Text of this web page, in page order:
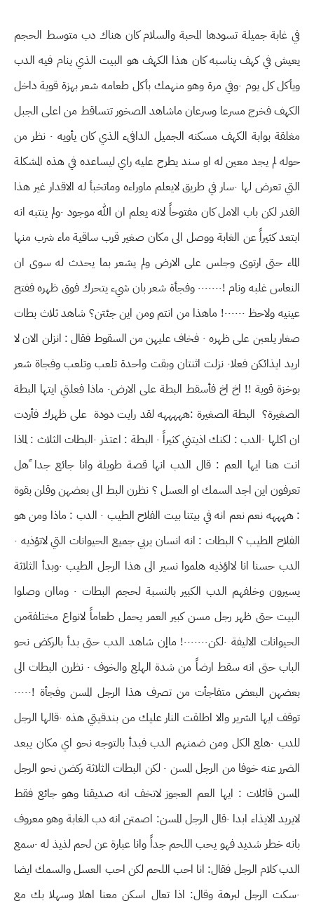
في غابة جميلة تسودها المحبة والسلام كان هناك دب متوسط الحجم
يعيش في كهف يناسبه كان هذا الكهف هو البيت الذي ينام فيه الدب
ويأكل كل يوم ٠وفي مرة وهو منهمك بأكل طعامه شعر بهزة قوية داخل
الكهف فخرج مسرعا وسرعان ماشاهد الصخور تتساقط من اعلى الجبل
مغلقة بوابة الكهف مسكنه الجميل الدافىء الذي كان يأويه ٠ نظر من
حوله لم يجد معين له او سند يطرح عليه راي ليساعده في هذه المشكلة
التي تعرض لها ٠سار في طريق لايعلم ماوراءه وماتخبأ له الاقدار غير هذا
القدر لكن باب الامل كان مفتوحاً لانه يعلم ان الله موجود ٠ولم ينتبه انه
ابتعد كثيراً عن الغابة ووصل الى مكان صغير قرب ساقية ماء شرب منها
الماء حتى ارتوى وجلس على الارض ولم يشعر بما يحدث له سوى ان
النعاس غلبه ونام !٠٠٠٠٠٠٠ وفجأة شعر بان شيء يتحرك فوق ظهره ففتح
عينيه ولاحظ ٠٠٠٠٠٠! ماهذا من انتم ومن اين جئتن؟ شاهد ثلاث بطات
صغار يلعبن على ظهره ٠ فخاف عليهن من السقوط فقال : انزلن الان لا
اريد ايذائكن فعلا٠ نزلت اثنتان وبقت واحدة تلعب وتلعب وفجاة شعر
بوخزة قوية !! اخ اخ فأسقط البطة على الارض٠ ماذا فعلتي ايتها البطة
الصغيرة؟ البطة الصغيرة :هههههه لقد رايت دودة على ظهرك فأردت
ان اكلها ٠الدب : لكنك اذيتني كثيراً ٠ البطة : اعتذر ٠البطات الثلاث : لماذا
انت هنا ايها العم : قال الدب انها قصة طويلة وانا جائع جدا ًهل
تعرفون اين اجد السمك او العسل ؟ نظرن البط الى بعضهن وقلن بقوة
: ههههه نعم نعم انه في بيتنا بيت الفلاح الطيب ٠ الدب : ماذا ومن هو
الفلاح الطيب ؟ البطات : انه انسان يربي جميع الحيوانات التي لاتؤذيه ٠
الدب حسنا انا لااؤذيه هلموا نسير الى هذا الرجل الطيب ٠وبدأ الثلاثة
يسيرون وخلفهم الدب الكبير بالنسبة لحجم البطات ٠ وماان وصلوا
البيت حتى ظهر رجل مسن كبير العمر يحمل طعاماً لانواع مختلفةمن
الحيوانات الاليفة ٠لكن٠٠٠٠٠٠٠! ماإن شاهد الدب حتى بدأ بالركض نحو
الباب حتى انه سقط ارضاً من شدة الهلع والخوف ٠ نظرن البطات الى
بعضهن البعض متفاجأت من تصرف هذا الرجل المسن وفجأة !٠٠٠٠٠
توقف ايها الشرير والا اطلقت النار عليك من بندقيتي هذه ٠قالها الرجل
للدب ٠هلع الكل ومن ضمنهم الدب فبدأ بالتوجه نحو اي مكان يبعد
الضرر عنه خوفا من الرجل المسن ٠ لكن البطات الثلاثة ركضن نحو الرجل
المسن قائلات : ايها العم العجوز لاتخف انه صديقنا وهو جائع فقط
لايريد الايذاء ابدا ٠قال الرجل المسن: اصمتن انه دب الغابة وهو معروف
بانه خطر شديد فهو يحب اللحم جداً وانا عبارة عن لحم لذيذ له ٠سمع
الدب كلام الرجل فقال: انا احب اللحم لكن احب العسل والسمك ايضا
٠سكت الرجل لبرهة وقال: اذا تعال اسكن معنا اهلا وسهلا بك مع